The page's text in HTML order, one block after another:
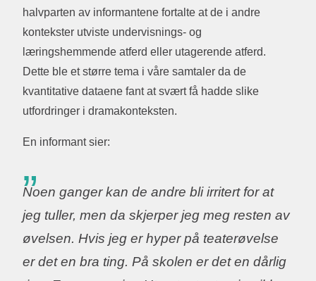
halvparten av informantene fortalte at de i andre
kontekster utviste undervisnings- og
læringshemmende atferd eller utagerende atferd.
Dette ble et større tema i våre samtaler da de
kvantitative dataene fant at svært få hadde slike
utfordringer i dramakonteksten.
En informant sier:
Noen ganger kan de andre bli irritert for at
jeg tuller, men da skjerper jeg meg resten av
øvelsen. Hvis jeg er hyper på teaterøvelse
er det en bra ting. På skolen er det en dårlig